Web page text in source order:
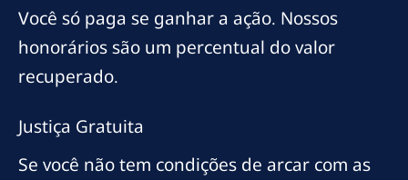
Você só paga se ganhar a ação. Nossos
honorários são um percentual do valor
recuperado.
Justiça Gratuita
Se você não tem condições de arcar com as